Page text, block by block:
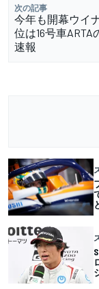
次の記事
今年も開幕ウイ
位は16号車
速報